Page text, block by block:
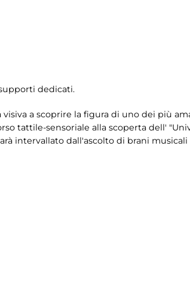
dedicati.
a scoprire la figura di uno dei più
tattile-sensoriale alla scoperta dell'
intervallato dall'ascolto di brani